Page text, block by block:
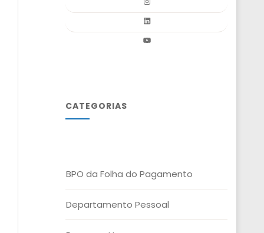
CATEGORIAS
BPO da Folha do Pagamento
Departamento Pessoal